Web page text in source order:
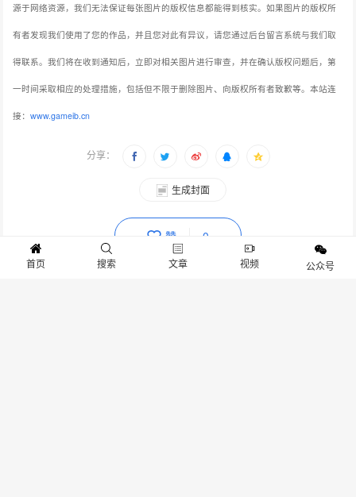
源于网络资源，我们无法保证每张图片的版权信息都能得到核实。如果图片的版权所
有者发现我们使用了您的作品，并且您对此有异议，请您通过后台留言系统与我们取
得联系。我们将在收到通知后，立即对相关图片进行审查，并在确认版权问题后，第
一时间采取相应的处理措施，包括但不限于删除图片、向版权所有者致歉等。本站连
接：www.gameib.cn
分享：
生成封面
赞 0
首页 搜索 文章 视频 公众号